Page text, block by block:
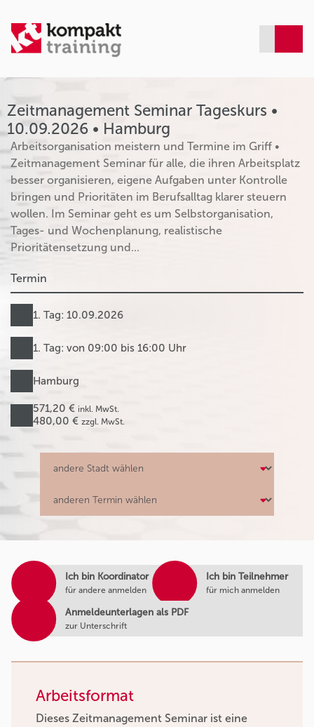
Zeitmanagement Seminar Tageskurs •
10.09.2026 • Hamburg
Arbeitsorganisation meistern und Termine im Griff •
Zeitmanagement Seminar für alle, die ihren Arbeitsplatz
besser organisieren, eigene Aufgaben unter Kontrolle
bringen und Prioritäten im Berufsalltag klarer steuern
wollen. Im Seminar geht es um Selbstorganisation,
Tages- und Wochenplanung, realistische
Prioritätensetzung und...
Termin
1. Tag: 10.09.2026
1. Tag: von 09:00 bis 16:00 Uhr
Hamburg
571,20 € inkl. MwSt.
480,00 € zzgl. MwSt.
Arbeitsformat
Dieses Zeitmanagement Seminar ist eine
Ich bin Koordinator
für andere anmelden
Ich bin Teilnehmer
für mich anmelden
Anmeldeunterlagen als PDF
zur Unterschrift